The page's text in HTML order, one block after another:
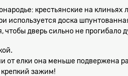
крестьянские на
используется доска
чтобы дверь сильно не
от елки она меньше подвержена
крепкий зажим!